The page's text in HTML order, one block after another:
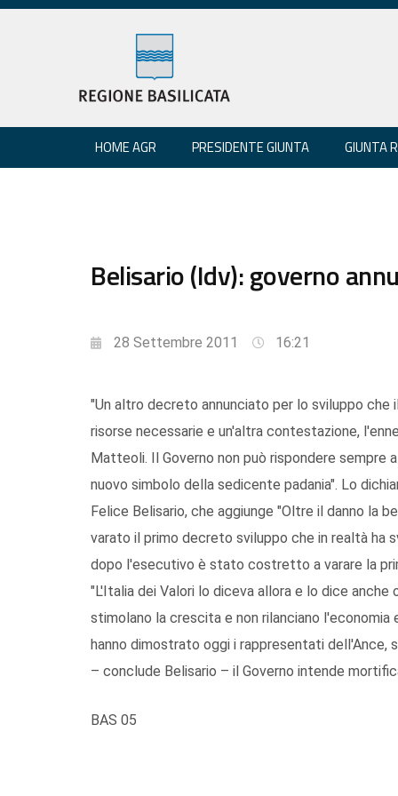
HOME AGR PRESIDENTE GIUNTA GIUNTA
Belisario (Idv): governo
28 Settembre 2011 16:21
"Un altro decreto annunciato per lo sviluppo
risorse necessarie e un'altra contestazione,
Matteoli. Il Governo non può rispondere sempre
nuovo simbolo della sedicente padania". Lo
Felice Belisario, che aggiunge "Oltre il danno la
varato il primo decreto sviluppo che in realtà ha
dopo l'esecutivo è stato costretto a varare la
"L'Italia dei Valori lo diceva allora e lo dice
stimolano la crescita e non rilanciano
hanno dimostrato oggi i rappresentati
– conclude Belisario – il Governo intende
BAS 05